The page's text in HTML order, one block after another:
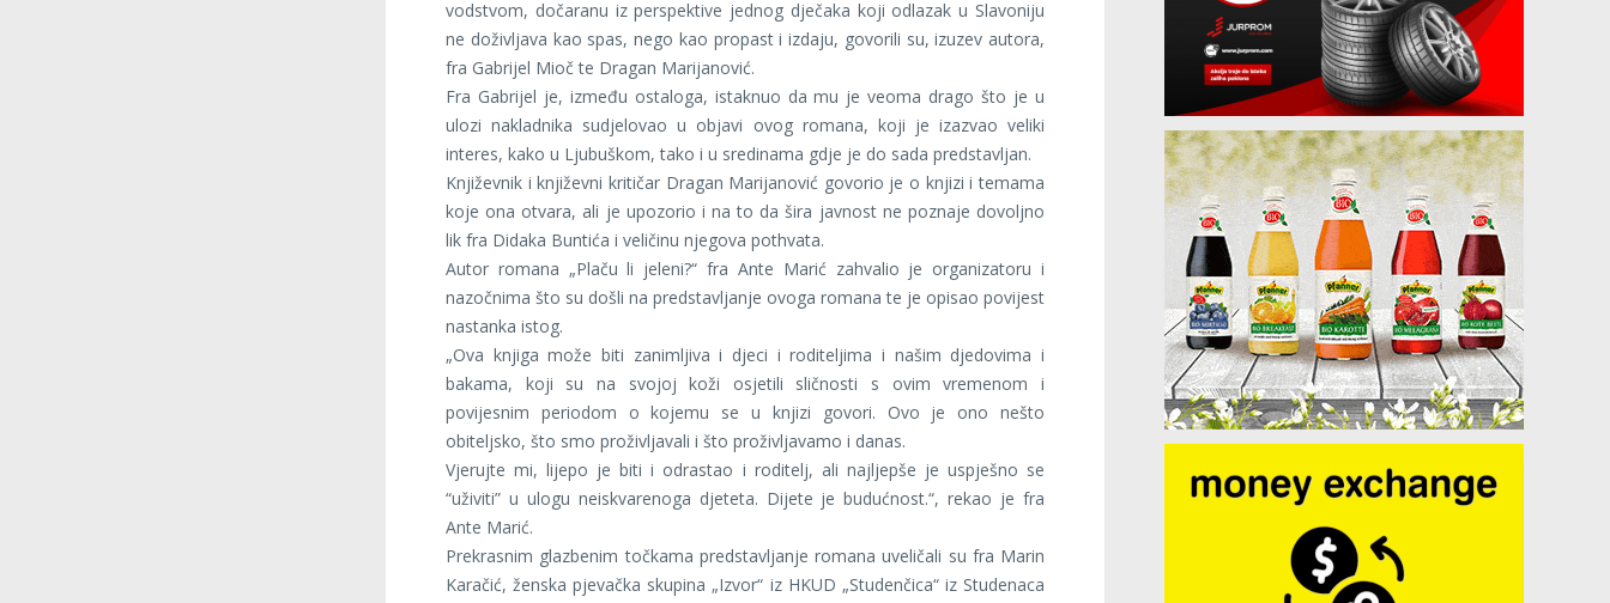
vodstvom, dočaranu iz perspektive jednog dječaka koji odlazak u Slavoniju
ne doživljava kao spas, nego kao propast i izdaju, govorili su, izuzev autora,
fra Gabrijel Mioč te Dragan Marijanović.
Fra Gabrijel je, između ostaloga, istaknuo da mu je veoma drago što je u
ulozi nakladnika sudjelovao u objavi ovog romana, koji je izazvao veliki
interes, kako u Ljubuškom, tako i u sredinama gdje je do sada predstavljan.
Književnik i književni kritičar Dragan Marijanović govorio je o knjizi i temama
koje ona otvara, ali je upozorio i na to da šira javnost ne poznaje dovoljno
lik fra Didaka Buntića i veličinu njegova pothvata.
Autor romana „Plaču li jeleni?“ fra Ante Marić zahvalio je organizatoru i
nazočnima što su došli na predstavljanje ovoga romana te je opisao povijest
nastanka istog.
„Ova knjiga može biti zanimljiva i djeci i roditeljima i našim djedovima i
bakama, koji su na svojoj koži osjetili sličnosti s ovim vremenom i
povijesnim periodom o kojemu se u knjizi govori. Ovo je ono nešto
obiteljsko, što smo proživljavali i što proživljavamo i danas.
Vjerujte mi, lijepo je biti i odrastao i roditelj, ali najljepše je uspješno se
“uživiti” u ulogu neiskvarenoga djeteta. Dijete je budućnost.“, rekao je fra
Ante Marić.
Prekrasnim glazbenim točkama predstavljanje romana uveličali su fra Marin
Karačić, ženska pjevačka skupina „Izvor“ iz HKUD „Studenčica“ iz Studenaca